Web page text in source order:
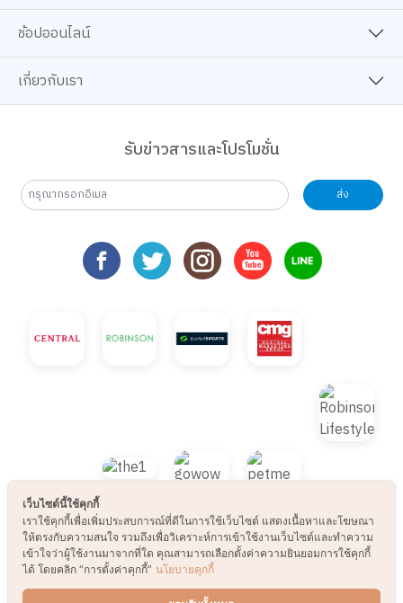
ช้อปออนไลน์
เกี่ยวกับเรา
รับข่าวสารและโปรโมชั่น
ส่ง
© 2021 B2S CLUB, All rights reserved. Web
เว็บไซต์นี้ใช้คุกกี้
เราใช้คุกกี้เพื่อเพิ่มประสบการณ์ที่ดีในการใช้เว็บไซต์ แสดงเนื้อหาและโฆษณา
ให้ตรงกับความสนใจ รวมถึงเพื่อวิเคราะห์การเข้าใช้งานเว็บไซต์และทำความ
เข้าใจว่าผู้ใช้งานมาจากที่ใด คุณสามารถเลือกตั้งค่าความยินยอมการใช้คุกกี้
ได้ โดยคลิก “การตั้งค่าคุกกี้” นโยบายคุกกี้